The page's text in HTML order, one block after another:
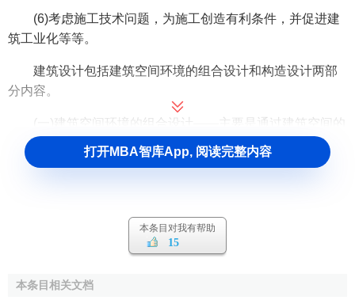
(6)考虑施工技术问题，为施工创造有利条件，并促进建
筑工业化等等。
建筑设计包括建筑空间环境的组合设计和构造设计两部
分内容。
(一)建筑空间环境的组合设计——主要是通过建筑空间的
限定、塑造和
组合 ，综合解决建筑物的功能、技术、经济和
美观等问题。主要通过以下设计来完成：(1)建筑总平面设
(二)建筑空间环境的构造设计——主要是对建筑物的各构
造组成部分．确定其材料及构造方式，来解决建筑物的功
楼地面、楼梯、屋顶、门窗等构配件进行详细的构造设计。
打开MBA智库App, 阅读完整内容
本条目对我有帮助
15
本条目相关文档